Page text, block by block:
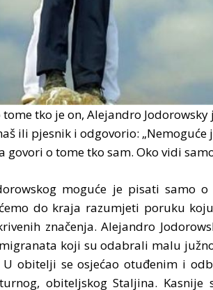
tko je on, Alejandro Jodorowsky
ili pjesnik i odgovorio: „Nemoguće
o tome tko sam. Oko vidi
moguće je pisati samo
do kraja razumjeti poruku
značenja. Alejandro
koji su odabrali malu
obitelji se osjećao otuđenim i
obiteljskog Staljina.